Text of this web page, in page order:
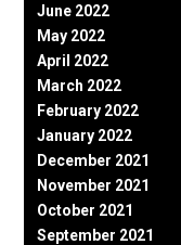
June 2022
May 2022
April 2022
March 2022
February 2022
January 2022
December 2021
November 2021
October 2021
September 2021